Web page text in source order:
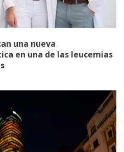
una nueva
en una de las leucemias